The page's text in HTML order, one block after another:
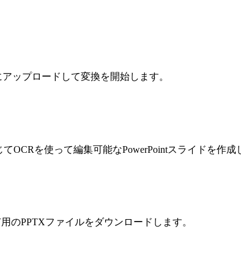
ップロードして変換を開始します。
OCRを使って編集可能なPowerPointスライドを作成
のPPTXファイルをダウンロードします。